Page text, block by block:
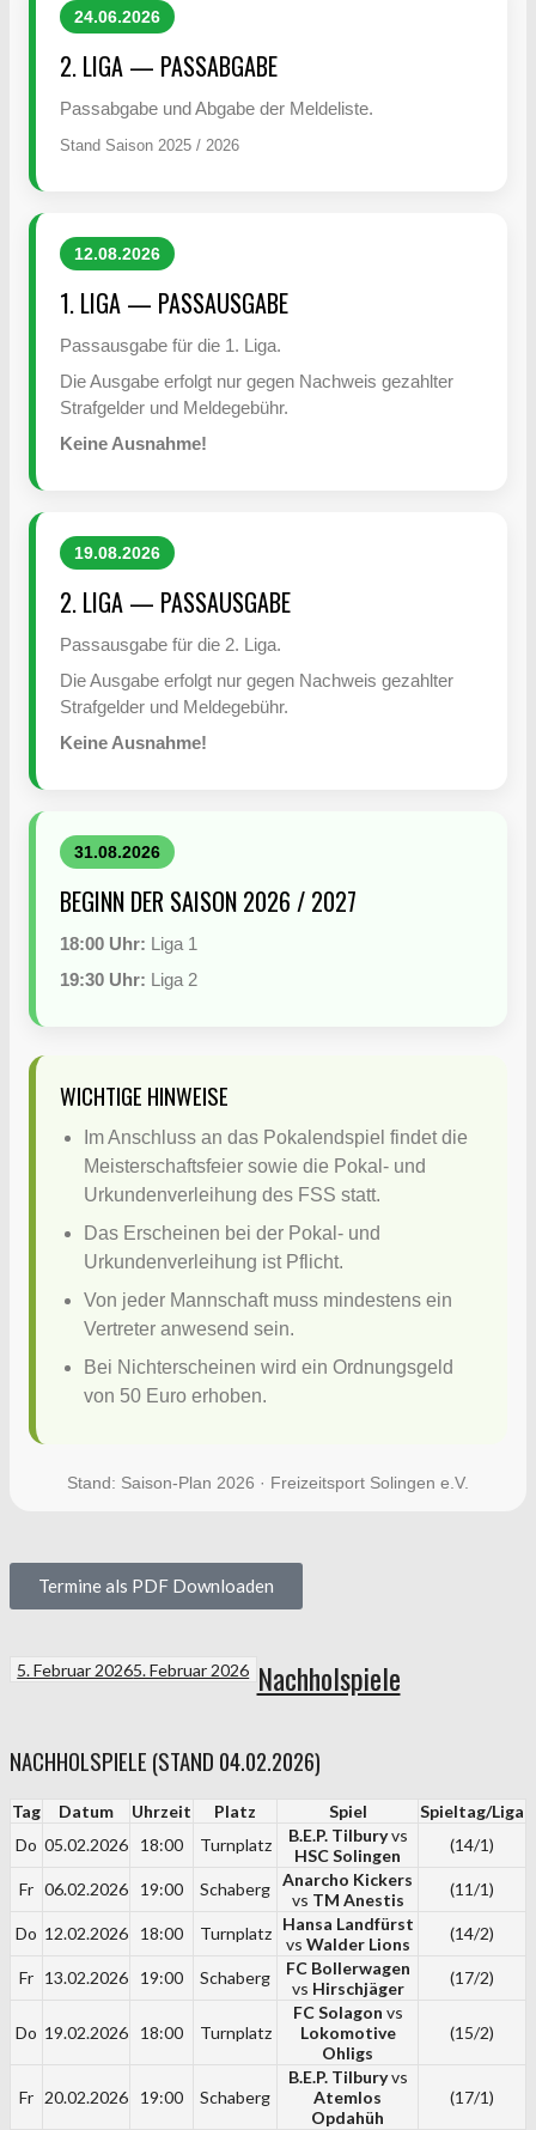
24.06.2026
2. LIGA — PASSABGABE
Passabgabe und Abgabe der Meldeliste.
Stand Saison 2025 / 2026
12.08.2026
1. LIGA — PASSAUSGABE
Passausgabe für die 1. Liga.
Die Ausgabe erfolgt nur gegen Nachweis gezahlter
Strafgelder und Meldegebühr.
Keine Ausnahme!
19.08.2026
2. LIGA — PASSAUSGABE
Passausgabe für die 2. Liga.
Die Ausgabe erfolgt nur gegen Nachweis gezahlter
Strafgelder und Meldegebühr.
Keine Ausnahme!
31.08.2026
BEGINN DER SAISON 2026 / 2027
18:00 Uhr: Liga 1
19:30 Uhr: Liga 2
WICHTIGE HINWEISE
Im Anschluss an das Pokalendspiel findet die
Meisterschaftsfeier sowie die Pokal- und
Urkundenverleihung des FSS statt.
Das Erscheinen bei der Pokal- und
Urkundenverleihung ist Pflicht.
Von jeder Mannschaft muss mindestens ein
Vertreter anwesend sein.
Bei Nichterscheinen wird ein Ordnungsgeld
von 50 Euro erhoben.
Stand: Saison-Plan 2026 · Freizeitsport Solingen e.V.
Termine als PDF Downloaden
5. Februar 20265. Februar 2026 Nachholspiele
NACHHOLSPIELE (STAND 04.02.2026)
Tag Datum Uhrzeit Platz Spiel
Spieltag/Liga
Do 05.02.2026 18:00 Turnplatz B.E.P. Tilburyvs
HSC Solingen
(14/1)
Fr 06.02.2026 19:00 Schaberg Anarcho Kickers
vs TM Anestis
(11/1)
Do 12.02.2026 18:00 Turnplatz
Hansa Landfürst
vs Walder Lions
(14/2)
Fr 13.02.2026 19:00 Schaberg
FC Bollerwagen
vs Hirschjäger
(17/2)
Do 19.02.2026 18:00 Turnplatz
FC Solagon vs
Lokomotive
Ohligs
(15/2)
Fr 20.02.2026 19:00 Schaberg
B.E.P. Tilburyvs
Atemlos
Opdahüh
(17/1)